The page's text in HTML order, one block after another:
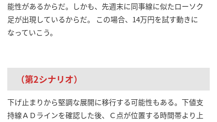
能性があるからだ。しかも、先週末に同事線に似たローソク
足が出現しているからだ。 この場合、14万円を試す動きに
なっていこう。
（第2シナリオ）
下げ止まりから堅調な展開に移行する可能性もある。下値支
持線ＡＤラインを確認した後、Ｃ点が位置する時間帯より上